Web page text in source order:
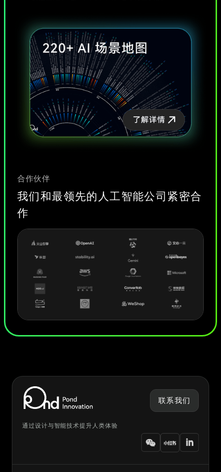
合作伙伴
我们和最领先的人工智能公司紧密合
作
通过设计与智能技术提升人类体验
联系我们